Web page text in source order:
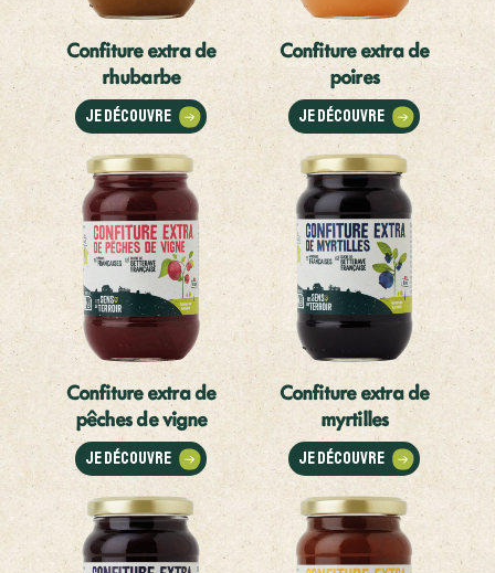
Confiture extra de
rhubarbe
Je découvre
Confiture extra de
poires
Je découvre
Confiture extra de
pêches de vigne
Je découvre
Confiture extra de
myrtilles
Je découvre